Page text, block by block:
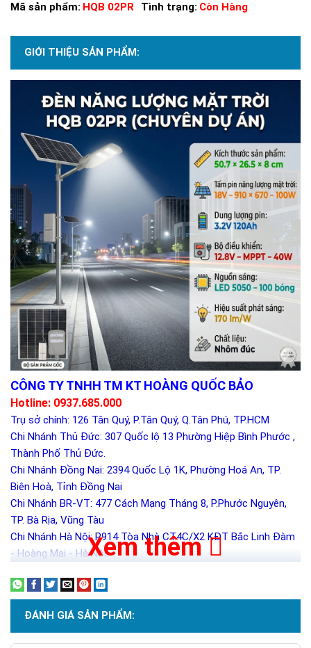
Mã sản phẩm: HQB 02PR Tình trạng: Còn Hàng
GIỚI THIỆU SẢN PHẨM:
CÔNG TY TNHH TM KT HOÀNG QUỐC BẢO
Hotline: 0937.685.000
Trụ sở chính: 126 Tân Quý, P.Tân Quý, Q.Tân Phú, TP.HCM
Chi Nhánh Thủ Đức: 307 Quốc lộ 13 Phường Hiệp Bình Phước ,
Thành Phố Thủ Đức.
Chi Nhánh Đồng Nai: 2394 Quốc Lộ 1K, Phường Hoá An, TP.
Biên Hoà, Tỉnh Đồng Nai
Chi Nhánh BR-VT: 477 Cách Mạng Tháng 8, P.Phước Nguyên,
TP. Bà Rịa, Vũng Tàu
Chi Nhánh Hà Nội: P914 Tòa Nhà CT4C/X2 KĐT Bắc Linh Đàm
- Hoàng Mai - Hà Nội.Xem thêm
ĐÁNH GIÁ SẢN PHẨM: